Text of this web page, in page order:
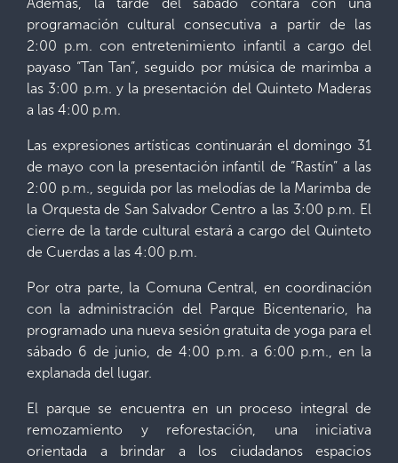
programación cultural consecutiva a partir de las
2:00 p.m. con entretenimiento infantil a cargo del
payaso “Tan Tan”, seguido por música de marimba a
las 3:00 p.m. y la presentación del Quinteto Maderas
a las 4:00 p.m.
Las expresiones artísticas continuarán el domingo 31
de mayo con la presentación infantil de “Rastín” a las
2:00 p.m., seguida por las melodías de la Marimba de
la Orquesta de San Salvador Centro a las 3:00 p.m. El
cierre de la tarde cultural estará a cargo del Quinteto
de Cuerdas a las 4:00 p.m.
Por otra parte, la Comuna Central, en coordinación
con la administración del Parque Bicentenario, ha
programado una nueva sesión gratuita de yoga para el
sábado 6 de junio, de 4:00 p.m. a 6:00 p.m., en la
explanada del lugar.
El parque se encuentra en un proceso integral de
remozamiento y reforestación, una iniciativa
orientada a brindar a los ciudadanos espacios